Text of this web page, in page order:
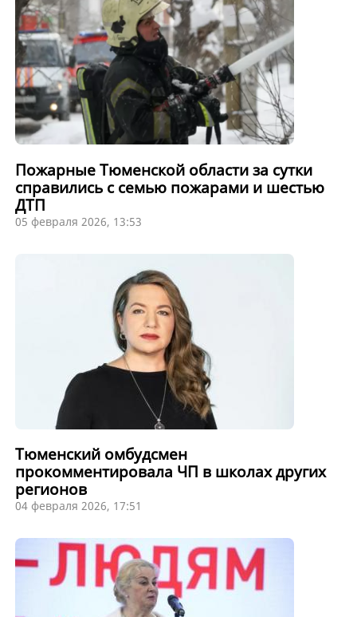
Пожарные Тюменской области за сутки
справились с семью пожарами и шестью
ДТП
05 февраля 2026, 13:53
Тюменский омбудсмен
прокомментировала ЧП в школах других
регионов
04 февраля 2026, 17:51